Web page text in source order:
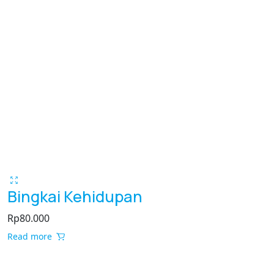
Bingkai Kehidupan
Rp80.000
Read more